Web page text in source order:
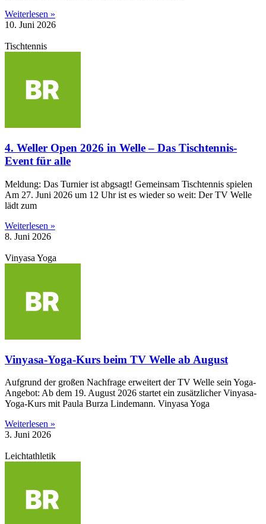
Weiterlesen »
10. Juni 2026
Tischtennis
4. Weller Open 2026 in Welle – Das Tischtennis-
Event für alle
Meldung: Das Turnier ist abgsagt! Gemeinsam Tischtennis spielen
Am 27. Juni 2026 um 12 Uhr ist es wieder so weit: Der TV Welle
lädt zum
Weiterlesen »
8. Juni 2026
Vinyasa Yoga
Vinyasa-Yoga-Kurs beim TV Welle ab August
Aufgrund der großen Nachfrage erweitert der TV Welle sein Yoga-
Angebot: Ab dem 19. August 2026 startet ein zusätzlicher Vinyasa-
Yoga-Kurs mit Paula Burza Lindemann. Vinyasa Yoga
Weiterlesen »
3. Juni 2026
Leichtathletik